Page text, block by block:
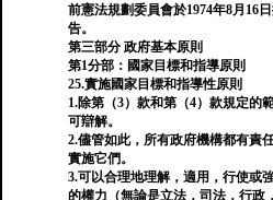
前憲法規劃委員會於1974年8月16
告。
第三部分 政府基本原則
第1分部：國家目標和指導原則
25.實施國家目標和指導性原則
1.除第（3）款和第（4）款規定的
可辯解。
2.儘管如此，所有政府機構都有責
實施它們。
3.可以合理地理解，適用，行使或
的權力（無論是立法，司法，行政